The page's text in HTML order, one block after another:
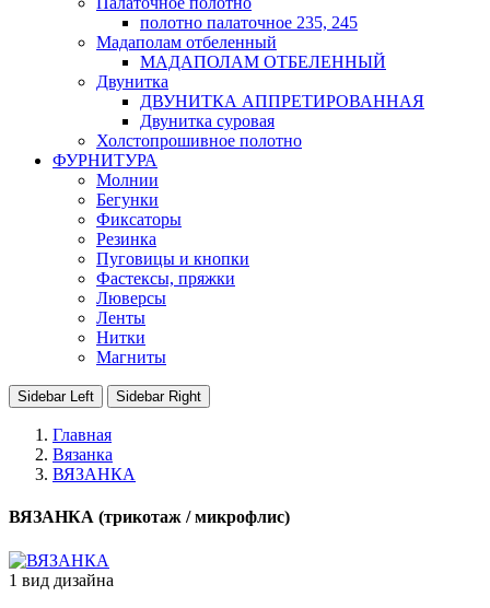
полотно палаточное 235, 245
Мадаполам отбеленный
МАДАПОЛАМ ОТБЕЛЕННЫЙ
Двунитка
ДВУНИТКА АППРЕТИРОВАННАЯ
Двунитка суровая
Холстопрошивное полотно
ФУРНИТУРА
Молнии
Бегунки
Фиксаторы
Резинка
Пуговицы и кнопки
Фастексы, пряжки
Люверсы
Ленты
Нитки
Магниты
Sidebar Left Sidebar Right
Главная
Вязанка
ВЯЗАНКА
ВЯЗАНКА (трикотаж / микрофлис)
1 вид дизайна